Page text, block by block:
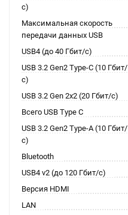
с)
Максимальная скорость
передачи данных USB
USB4 (до 40 Гбит/с)
USB 3.2 Gen2 Type-C (10 Гбит/
с)
USB 3.2 Gen 2x2 (20 Гбит/с)
Всего USB Type C
USB 3.2 Gen2 Type-A (10 Гбит/
с)
Bluetooth
USB4 v2 (до 120 Гбит/с)
Версия HDMI
LAN